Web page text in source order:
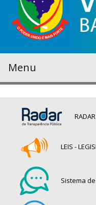
Menu
LEIS -
Sistema